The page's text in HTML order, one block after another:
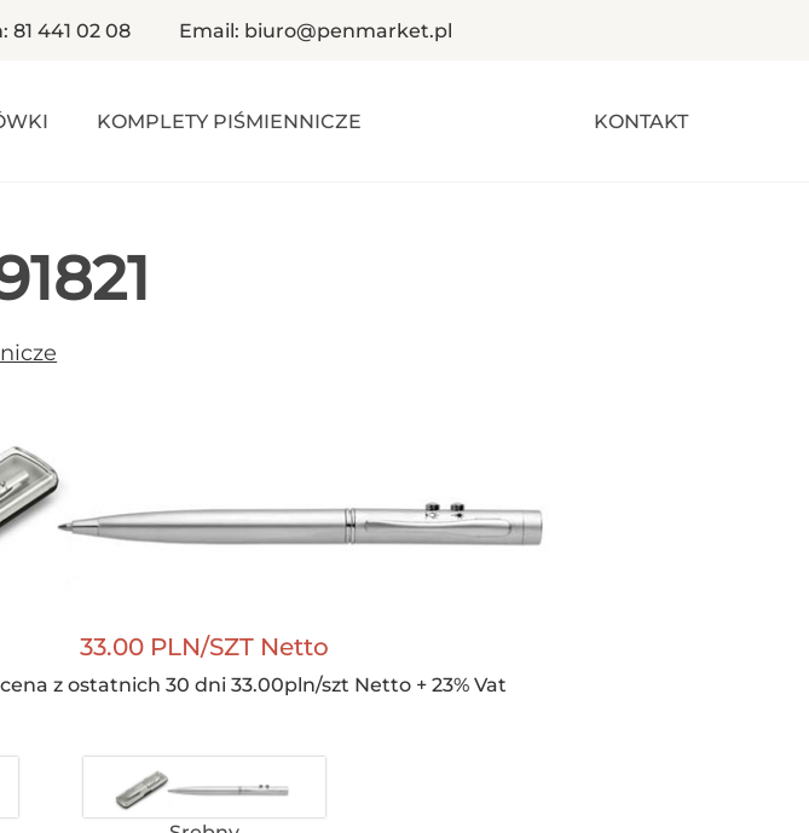
81 441 02 08 Email: biuro@penmarket.pl
KOMPLETY PIŚMIENNICZE KONTAKT
33.00 PLN/SZT Netto
z ostatnich 30 dni 33.00pln/szt Netto + 23% Vat